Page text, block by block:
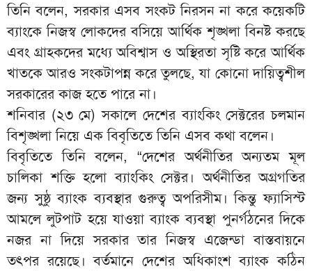
তিনি বলেন, সরকার এসব সংকট নিরসন না করে কয়েকটি
ব্যাংকে নিজস্ব লোকদের বসিয়ে আর্থিক শৃঙ্খলা বিনষ্ট করছে
এবং গ্রাহকদের মধ্যে অবিশ্বাস ও অস্থিরতা সৃষ্টি করে আর্থিক
খাতকে আরও সংকটাপন্ন করে তুলছে, যা কোনো দায়িত্বশীল
সরকারের কাজ হতে পারে না।
শনিবার (২৩ মে) সকালে দেশের ব্যাংকিং সেক্টরের চলমান
বিশৃঙ্খলা নিয়ে এক বিবৃতিতে তিনি এসব কথা বলেন।
বিবৃতিতে তিনি বলেন, “দেশের অর্থনীতির অন্যতম মূল
চালিকা শক্তি হলো ব্যাংকিং সেক্টর। অর্থনীতির অগ্রগতির
জন্য সুষ্ঠু ব্যাংক ব্যবস্থার গুরুত্ব অপরিসীম। কিন্তু ফ্যাসিস্ট
আমলে লুটপাট হয়ে যাওয়া ব্যাংক ব্যবস্থা পুনর্গঠনের দিকে
নজর না দিয়ে সরকার তার নিজস্ব এজেন্ডা বাস্তবায়নে
তৎপর রয়েছে। বর্তমানে দেশের অধিকাংশ ব্যাংক কঠিন